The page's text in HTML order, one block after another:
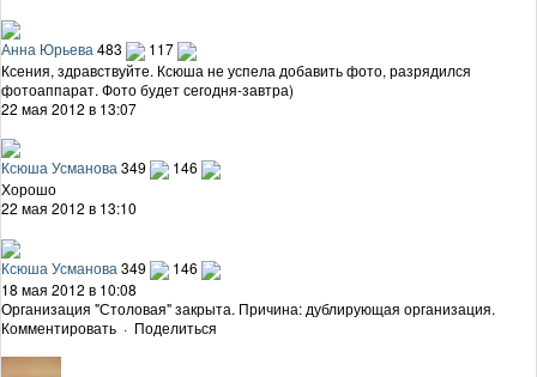
Анна Юрьева 483
117
Ксения, здравствуйте. Ксюша не успела добавить фото, разрядился
фотоаппарат. Фото будет сегодня-завтра)
22 мая 2012 в 13:07
Ксюша Усманова 349
146
Хорошо
22 мая 2012 в 13:10
Ксюша Усманова 349
146
18 мая 2012 в 10:08
Организация "Столовая" закрыта. Причина: дублирующая организация.
Комментировать · Поделиться